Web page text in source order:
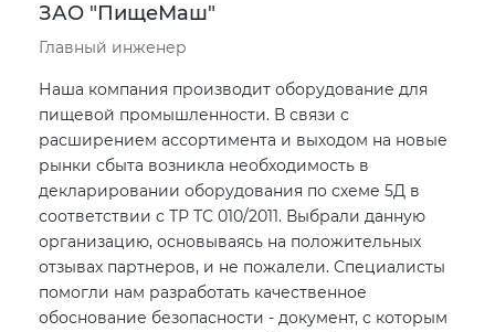
ЗАО "ПищеМаш"
Главный инженер
Наша компания производит оборудование для
пищевой промышленности. В связи с
расширением ассортимента и выходом на новые
рынки сбыта возникла необходимость в
декларировании оборудования по схеме 5Д в
соответствии с ТР ТС 010/2011. Выбрали данную
организацию, основываясь на положительных
отзывах партнеров, и не пожалели. Специалисты
помогли нам разработать качественное
обоснование безопасности - документ, с которым